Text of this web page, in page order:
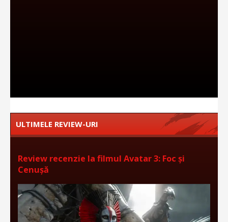
ULTIMELE REVIEW-URI
Review recenzie la filmul Avatar 3: Foc și
Cenușă